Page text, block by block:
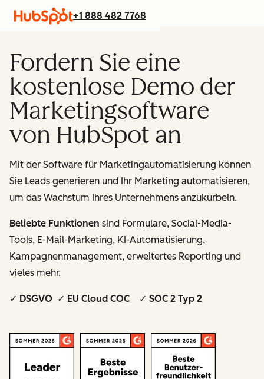
+1 888 482 7768
Fordern Sie eine
kostenlose Demo der
Marketingsoftware
von HubSpot an
Mit der Software für Marketingautomatisierung können
Sie Leads generieren und Ihr Marketing automatisieren,
um das Wachstum Ihres Unternehmens anzukurbeln.
Beliebte Funktionen sind Formulare, Social-Media-
Tools, E-Mail-Marketing, KI-Automatisierung,
Kampagnenmanagement, erweitertes Reporting und
vieles mehr.
✓ DSGVO ✓ EU Cloud COC ✓ SOC 2 Typ 2